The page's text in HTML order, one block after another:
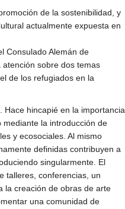
de la sostenibilidad, y
actualmente expuesta en
Consulado Alemán de
sobre dos temas
de los refugiados en la
Hace hincapié en la importancia
la introducción de
y ecosociales. Al mismo
definidas contribuyen a
singularmente. El
talleres, conferencias, un
la creación de obras de arte
una comunidad de